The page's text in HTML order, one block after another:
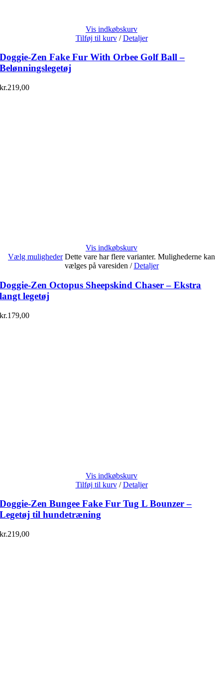
Vis indkøbskurv
Tilføj til kurv / Detaljer
Doggie-Zen Fake Fur With Orbee Golf Ball –
Belønningslegetøj
kr.219,00
Vis indkøbskurv
Vælg muligheder Dette vare har flere varianter. Mulighederne kan
vælges på varesiden / Detaljer
Doggie-Zen Octopus Sheepskind Chaser – Ekstra
langt legetøj
kr.179,00
Vis indkøbskurv
Tilføj til kurv / Detaljer
Doggie-Zen Bungee Fake Fur Tug L Bounzer –
Legetøj til hundetræning
kr.219,00